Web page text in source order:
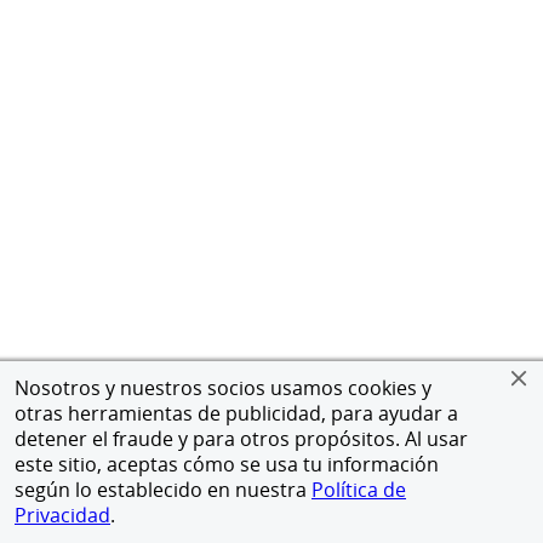
Nosotros y nuestros socios usamos cookies y
otras herramientas de publicidad, para ayudar a
detener el fraude y para otros propósitos. Al usar
este sitio, aceptas cómo se usa tu información
según lo establecido en nuestra Política de
Privacidad.